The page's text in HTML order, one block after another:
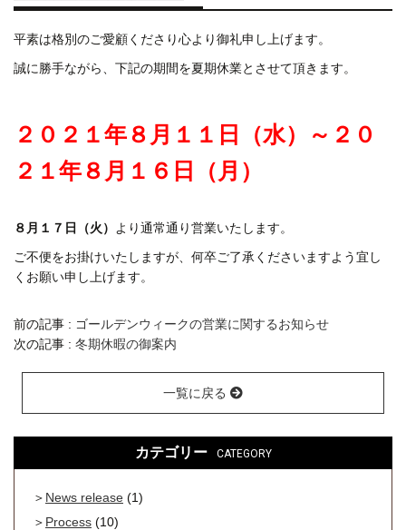
平素は格別のご愛顧くださり心より御礼申し上げます。
誠に勝手ながら、下記の期間を夏期休業とさせて頂きます。
２０２１年８月１１日（水）～２０
２１年８月１６日（月）
８月１７日（火）
より通常通り営業いたします。
ご不便をお掛けいたしますが、何卒ご了承くださいますよう宜し
くお願い申し上げます。
前の記事 : ゴールデンウィークの営業に関するお知らせ
次の記事 : 冬期休暇の御案内
一覧に戻る
カテゴリー CATEGORY
News release (1)
Process (10)